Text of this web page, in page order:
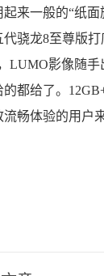
来一般的“纸
骁龙8至尊版打
LUMO影像随
都给了。
畅体验的用户